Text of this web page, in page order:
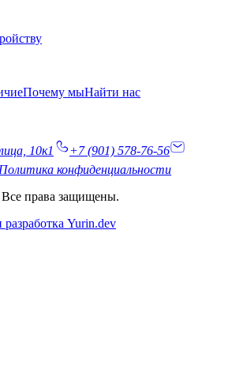
Почему мыНайти нас
10к1
+7 (901) 578-76-56
Политика конфиденциальности
права защищены.
Yurin.dev